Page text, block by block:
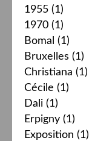
1955 (1)
1970 (1)
Bomal (1)
Bruxelles (1)
Christiana (1)
Cécile (1)
Dali (1)
Erpigny (1)
Exposition (1)